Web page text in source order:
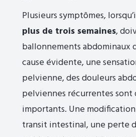
Plusieurs symptômes,
plus de trois semaines,
ballonnements abdominaux
cause évidente, une
pelvienne, des douleurs
pelviennes récurrentes sont
importants. Une
transit intestinal, une perte